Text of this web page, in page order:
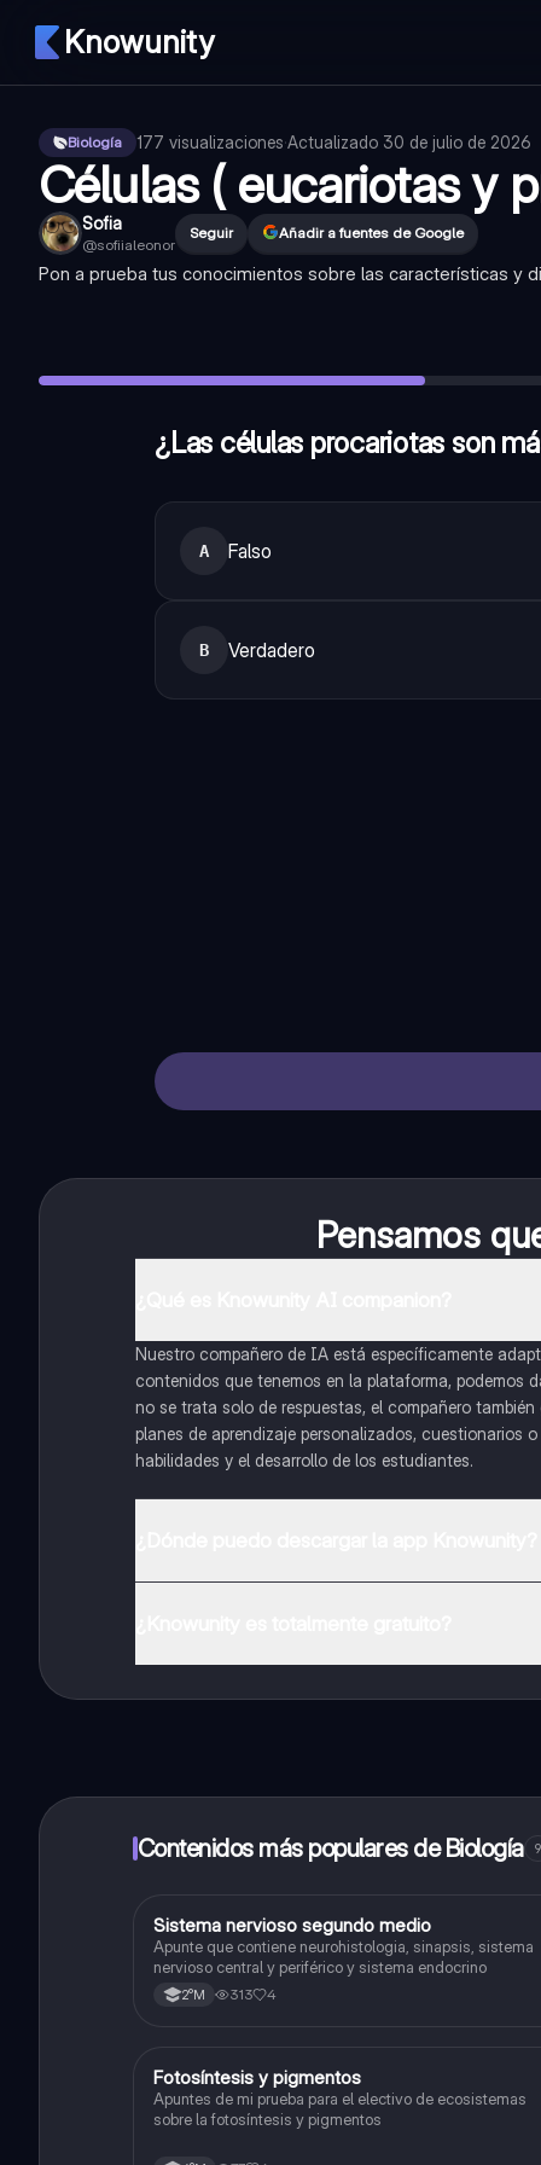
Knowunity
Biología 177 visualizaciones·Actualizado 30 de julio de 2026
Células ( eucariotas y
Sofia
@sofiialeonor
Seguir Añadir a fuentes de Google
Pon a prueba tus conocimientos sobre las características y
¿Las células procariotas son
A Falso
B Verdadero
¿En qué región de las células procariotas se encuentra el
Pensamos
Nuestro compañero de IA está específicamente
contenidos que tenemos en la plataforma, podemos
no se trata solo de respuestas, el compañero
planes de aprendizaje personalizados, cuestionarios
habilidades y el desarrollo de los estudiantes.
inmeditamente. Puedes ganar dinero utilizando la
Contenidos más populares de Biología 9
Biología
Sistema nervioso segundo medio
Apunte que contiene neurohistologia, sinapsis, sistema
nervioso central y periférico y sistema endocrino
2°M 313 4
Biología
Fotosíntesis y pigmentos
Apuntes de mi prueba para el electivo de ecosistemas
sobre la fotosíntesis y pigmentos